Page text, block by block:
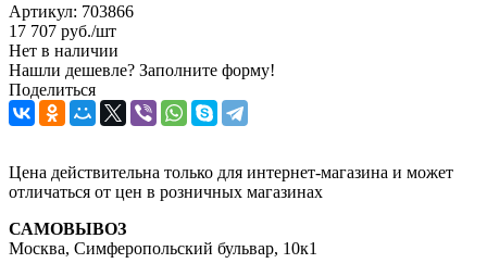
Артикул: 703866
17 707 руб./шт
Нет в наличии
Нашли дешевле? Заполните форму!
Поделиться
Цена действительна только для интернет-магазина и может
отличаться от цен в розничных магазинах
САМОВЫВОЗ
Москва, Симферопольский бульвар, 10к1